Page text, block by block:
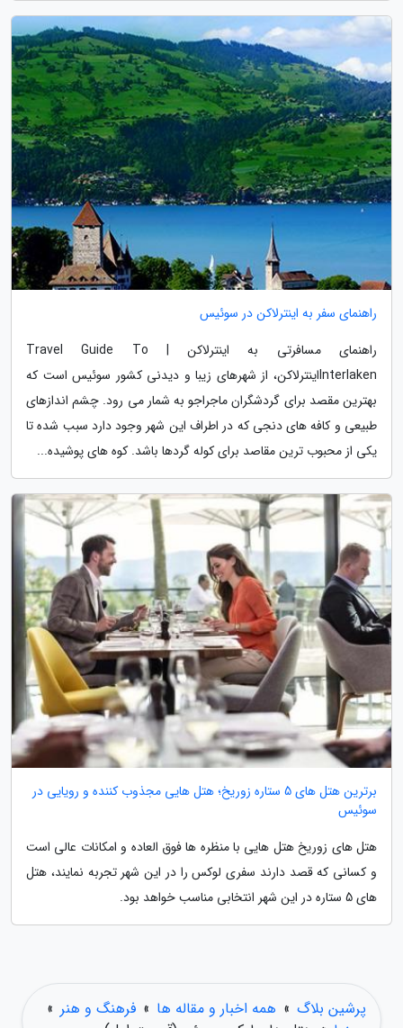
راهنمای سفر به اینترلاکن در سوئیس
راهنمای مسافرتی به اینترلاکن | Travel Guide To
Interlakenاینترلاکن، از شهرهای زیبا و دیدنی کشور سوئیس است که
بهترین مقصد برای گردشگران ماجراجو به شمار می رود. چشم اندازهای
طبیعی و کافه های دنجی که در اطراف این شهر وجود دارد سبب شده تا
یکی از محبوب ترین مقاصد برای کوله گردها باشد. کوه های پوشیده...
برترین هتل های 5 ستاره زوریخ؛ هتل هایی مجذوب کننده و رویایی در
سوئیس
هتل های زوریخ هتل هایی با منظره ها فوق العاده و امکانات عالی است
و کسانی که قصد دارند سفری لوکس را در این شهر تجربه نمایند، هتل
های 5 ستاره در این شهر انتخابی مناسب خواهد بود.
پرشین بلاگ » همه اخبار و مقاله ها » فرهنگ و هنر »